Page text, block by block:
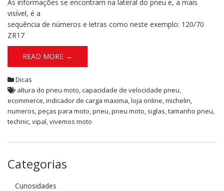
As informações se encontram na lateral do pneu e, a mais
visível, é a
sequência de números e letras como neste exemplo: 120/70
ZR17
READ MORE →
Dicas
altura do pneu moto,capacidade de velocidade pneu,
ecommerce,indicador de carga maxima,loja online,michelin,
numeros,peças para moto,pneu,pneu moto, siglas,tamanho pneu,
technic,vipal,vivemos moto
Categorias
Curiosidades